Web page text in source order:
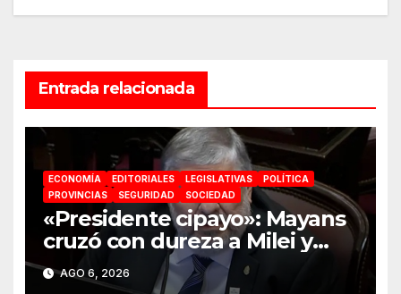
Entrada relacionada
ECONOMÍA EDITORIALES LEGISLATIVAS
POLÍTICA
PROVINCIAS
SEGURIDAD SOCIEDAD
«Presidente cipayo»: Mayans
cruzó con dureza a Milei y
advirtió sobre un juicio
político por traición a la Patria
AGO 6, 2026